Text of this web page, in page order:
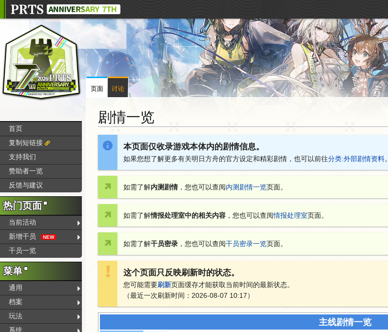
剧情一览
转
导
转
搜
本页面仅收录游戏本体内的剧情信息。
如果您想了解更多有关明日方舟的官方设定和精彩剧情，也可以前往分类:外部剧情资料。
如需了解内测剧情，您也可以查阅内测剧情一览页面。
如需了解情报处理室中的相关内容 ，您也可以查阅情报处理室页面。
如需了解干员密录 ，您也可以查阅干员密录一览页面。
这个页面只反映刷新时的状态。
您可能需要刷新页面缓存才能获取当前时间的最新状态。
（最近一次刷新时间：2026-08-07 10:17）
主线剧情一览
页面 讨论
首页
复制短链接
支持我们
赞助者一览
反馈与建议
热门页面
当前活动
新增干员
NEW
干员一览
菜单
通用
档案
玩法
系统